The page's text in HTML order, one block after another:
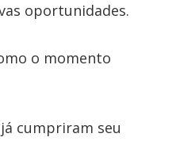
oportunidades.
o momento
cumpriram seu